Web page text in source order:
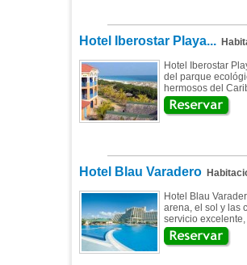
Hotel Iberostar Playa...
Hotel Iberostar
del parque
hermosos del
Hotel Blau Varadero
Hotel Blau
arena, el sol y las
servicio